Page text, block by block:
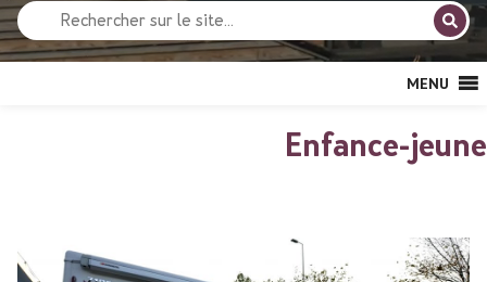
Recherche
pour
:
MENU
Enfance-